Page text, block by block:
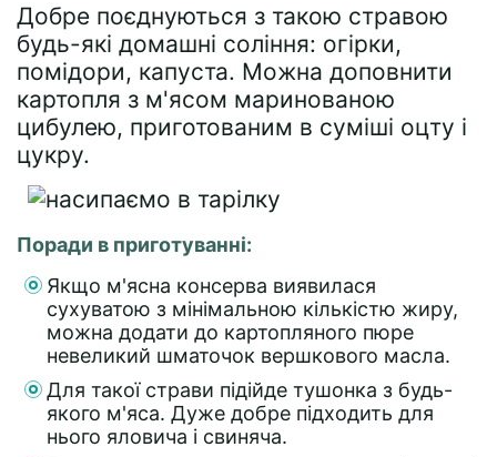
Добре поєднуються з такою стравою
будь-які домашні соління: огірки,
помідори, капуста. Можна доповнити
картопля з м'ясом маринованою
цибулею, приготованим в суміші оцту і
цукру.
Поради в приготуванні:
Якщо м'ясна консерва виявилася
сухуватою з мінімальною кількістю жиру,
можна додати до картопляного пюре
невеликий шматочок вершкового масла.
Для такої страви підійде тушонка з будь-
якого м'яса. Дуже добре підходить для
нього яловича і свиняча.